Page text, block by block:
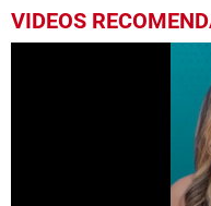
VIDEOS